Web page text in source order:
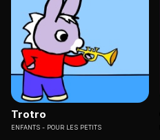
Trotro
ENFANTS POUR LES PETITS